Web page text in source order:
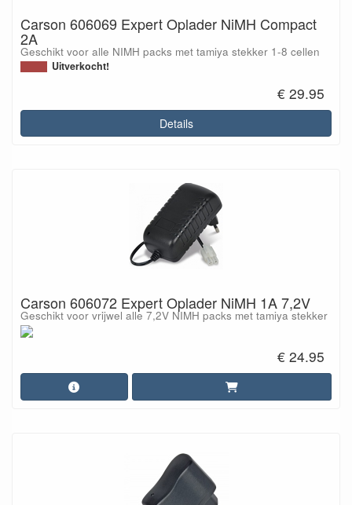
Carson 606069 Expert Oplader NiMH Compact
2A
Geschikt voor alle NIMH packs met tamiya stekker 1-8 cellen
Uitverkocht!
€ 29.95
Details
Carson 606072 Expert Oplader NiMH 1A 7,2V
Geschikt voor vrijwel alle 7,2V NIMH packs met tamiya stekker
€ 24.95